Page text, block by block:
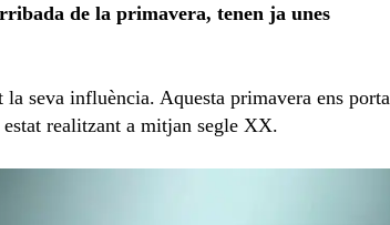
de la primavera, tenen ja unes
la seva influència. Aquesta primavera ens porta
realitzant a mitjan segle XX.